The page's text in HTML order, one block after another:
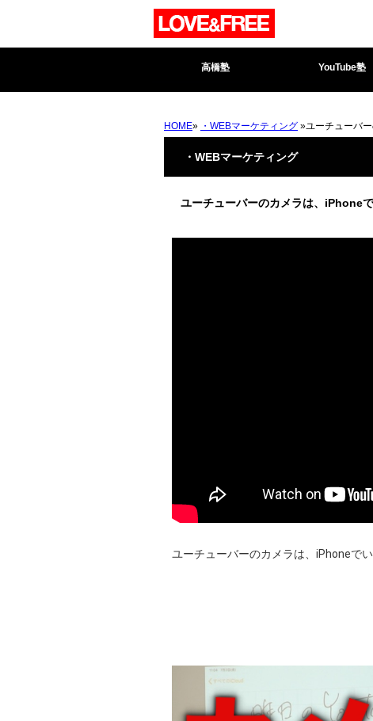
高橋塾 YouTube塾
HOME» ・WEBマーケティング »ユーチューバ
・WEBマーケティング
ユーチューバーのカメラは、iPhone
ユーチューバーのカメラは、iPhoneで